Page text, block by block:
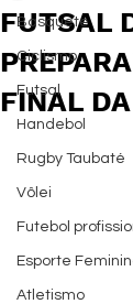
Basquete
Ciclismo
Futsal
Handebol
Rugby Taubaté
Vôlei
Futebol
Esporte
Atletismo
FUTSAL
FINAL